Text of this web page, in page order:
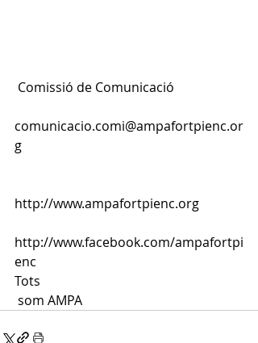
Comissió de Comunicació
comunicacio.comi@ampafortpienc.or
g
http://www.ampafortpienc.org
http://www.facebook.com/ampafortpi
enc
Tots
som AMPA